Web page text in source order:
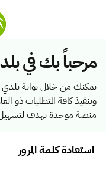
مرحباً بك في
يمكنك من خلال بوابة
وتنفيذ كافة المتطلبات ذو
منصة موحدة تهدف لتسهيل
استعادة كلمة المرور